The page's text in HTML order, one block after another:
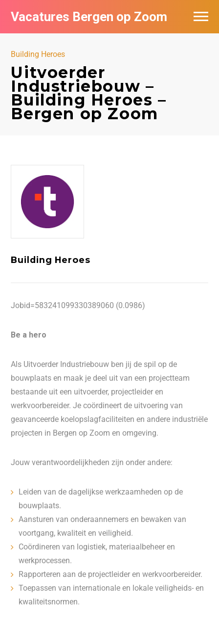
Vacatures Bergen op Zoom
Building Heroes
Uitvoerder
Industriebouw –
Building Heroes –
Bergen op Zoom
Building Heroes
Jobid=583241099330389060 (0.0986)
Be a hero
Als Uitvoerder Industriebouw ben jij de spil op de
bouwplaats en maak je deel uit van een projectteam
bestaande uit een uitvoerder, projectleider en
werkvoorbereider. Je coördineert de uitvoering van
geavanceerde koelopslagfaciliteiten en andere industriële
projecten in Bergen op Zoom en omgeving.
Jouw verantwoordelijkheden zijn onder andere:
Leiden van de dagelijkse werkzaamheden op de
bouwplaats.
Aansturen van onderaannemers en bewaken van
voortgang, kwaliteit en veiligheid.
Coördineren van logistiek, materiaalbeheer en
werkprocessen.
Rapporteren aan de projectleider en werkvoorbereider.
Toepassen van internationale en lokale veiligheids- en
kwaliteitsnormen.
Vacatures per bedrijf
De populairste vacatures in Bergen op
Zoom